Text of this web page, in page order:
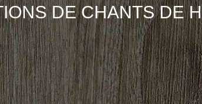
DE CHANTS DE